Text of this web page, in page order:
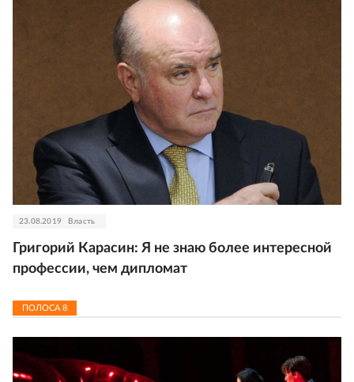
23.08.2019 Власть
Григорий Карасин: Я не знаю более интересной
профессии, чем дипломат
ПОЛОСА 8